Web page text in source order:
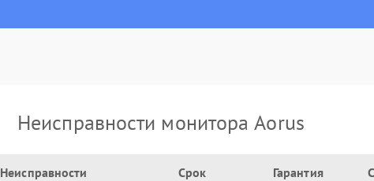
Неисправности монитора Aorus
Неисправности Срок Гарантия